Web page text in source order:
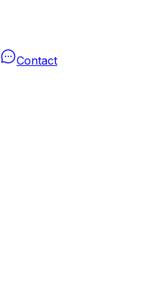
Contact